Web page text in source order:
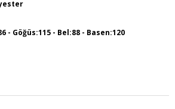
- Göğüs:115 - Bel:88 - Basen:120